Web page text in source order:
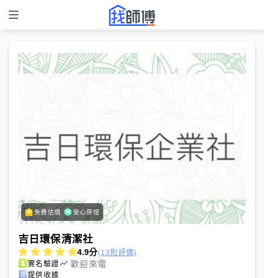
免費估價 安心保證
吉日環保清潔社
4.9分(13則評價)
實名驗證
歡迎來電
提供收據